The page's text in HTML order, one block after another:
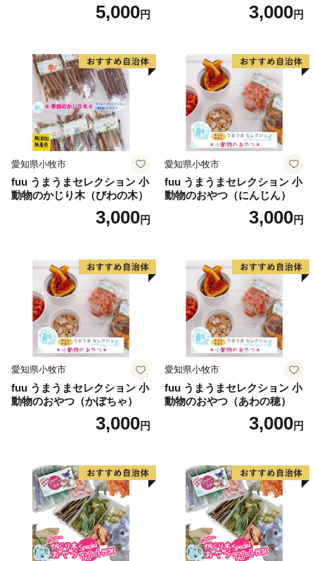
5,000円 3,000円
愛知県小牧市
fuu うまうまセレクション 小
動物のかじり木（びわの木）
3,000円
愛知県小牧市
fuu うまうまセレクション 小
動物のおやつ（にんじん）
3,000円
愛知県小牧市
fuu うまうまセレクション 小
動物のおやつ（かぼちゃ）
3,000円
愛知県小牧市
fuu うまうまセレクション 小
動物のおやつ（あわの穂）
3,000円